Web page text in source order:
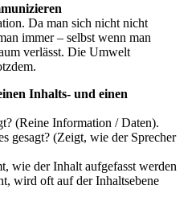
Da man sich nicht nicht
immer – selbst wenn man
verlässt. Die Umwelt
Inhalts- und einen
(Reine Information / Daten).
gesagt? (Zeigt, wie der Sprecher
wie der Inhalt aufgefasst werden
wird oft auf der Inhaltsebene